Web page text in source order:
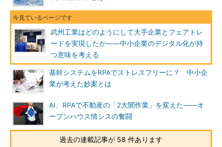
武州工業はどのようにして大手企業とフェアトレ
ードを実現したか――中小企業のデジタル化が持
つ意味を考える
基幹システムをRPAでストレスフリーに？ 中小企
業が考えた妙案とは
AI、RPAで不動産の「2大闇作業」を変えた――オ
ープンハウス情シスの奮闘
過去の連載記事が 58 件あります